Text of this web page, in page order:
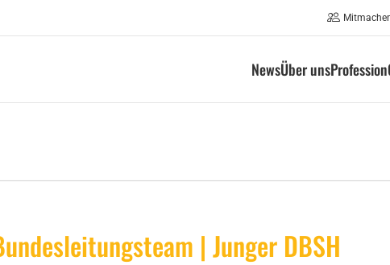
NewsÜber unsProfession
| Junger DBSH